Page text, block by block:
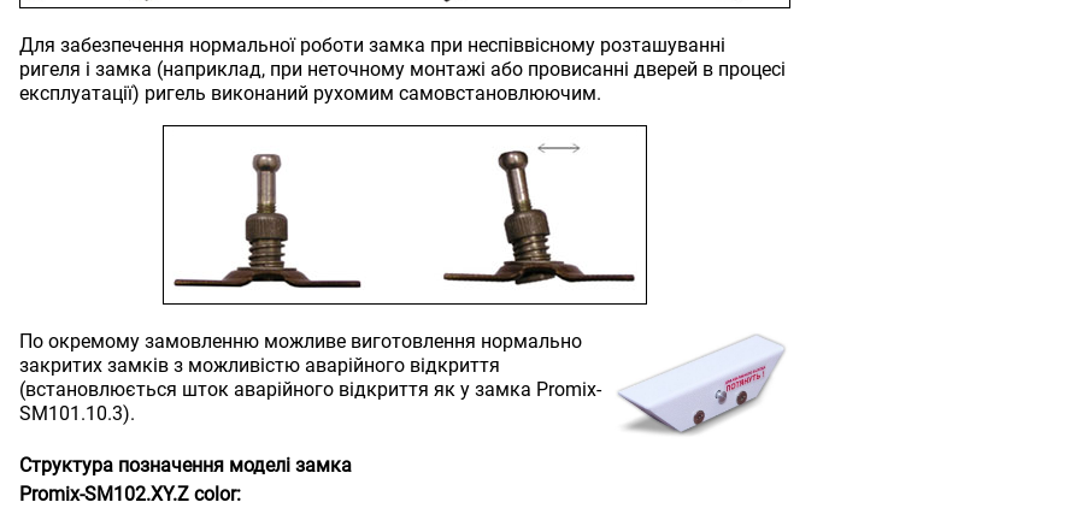
Для забезпечення нормальної роботи замка при неспіввісному розташуванні
ригеля і замка (наприклад, при неточному монтажі або провисанні дверей в процесі
експлуатації) ригель виконаний рухомим самовстановлюючим.
По окремому замовленню можливе виготовлення нормально
закритих замків з можливістю аварійного відкриття
(встановлюється шток аварійного відкриття як у замка Promix-
SM101.10.3).
Структура позначення моделі замка
Promix-SM102.XY.Z color: